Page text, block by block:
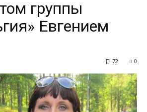
группы
Евгением
0
72